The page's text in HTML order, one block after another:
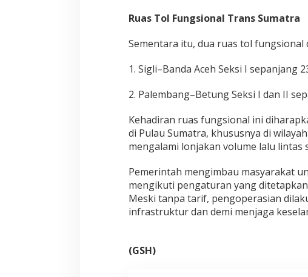
Ruas Tol Fungsional Trans Sumatra
Sementara itu, dua ruas tol
1. Sigli–Banda Aceh Seksi I sepanjang
2. Palembang–Betung Seksi I dan II
Kehadiran ruas fungsional ini
di Pulau Sumatra, khususnya di
mengalami lonjakan volume lalu lintas
Pemerintah mengimbau masyarakat
mengikuti pengaturan yang
Meski tanpa tarif, pengoperasian
infrastruktur dan demi menjaga
(GSH)